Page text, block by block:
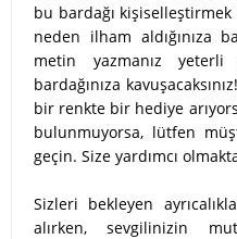
bu bardağı
neden ilham aldığınıza
metin yazmanız
bardağınıza
bir renkte bir hediye
bulunmuyorsa, lütfen
geçin. Size yardımcı
Sizleri bekleyen
alırken, sevgilinizin